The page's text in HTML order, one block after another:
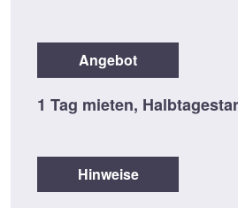
Angebot
1 Tag mieten,
Hinweise